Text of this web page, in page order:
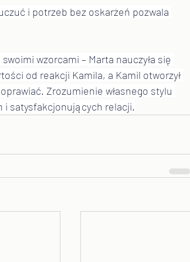
i potrzeb bez oskarżeń pozwala
wzorcami – Marta nauczyła się
od reakcji Kamila, a Kamil otworzył
Zrozumienie własnego stylu
i satysfakcjonujących relacji.